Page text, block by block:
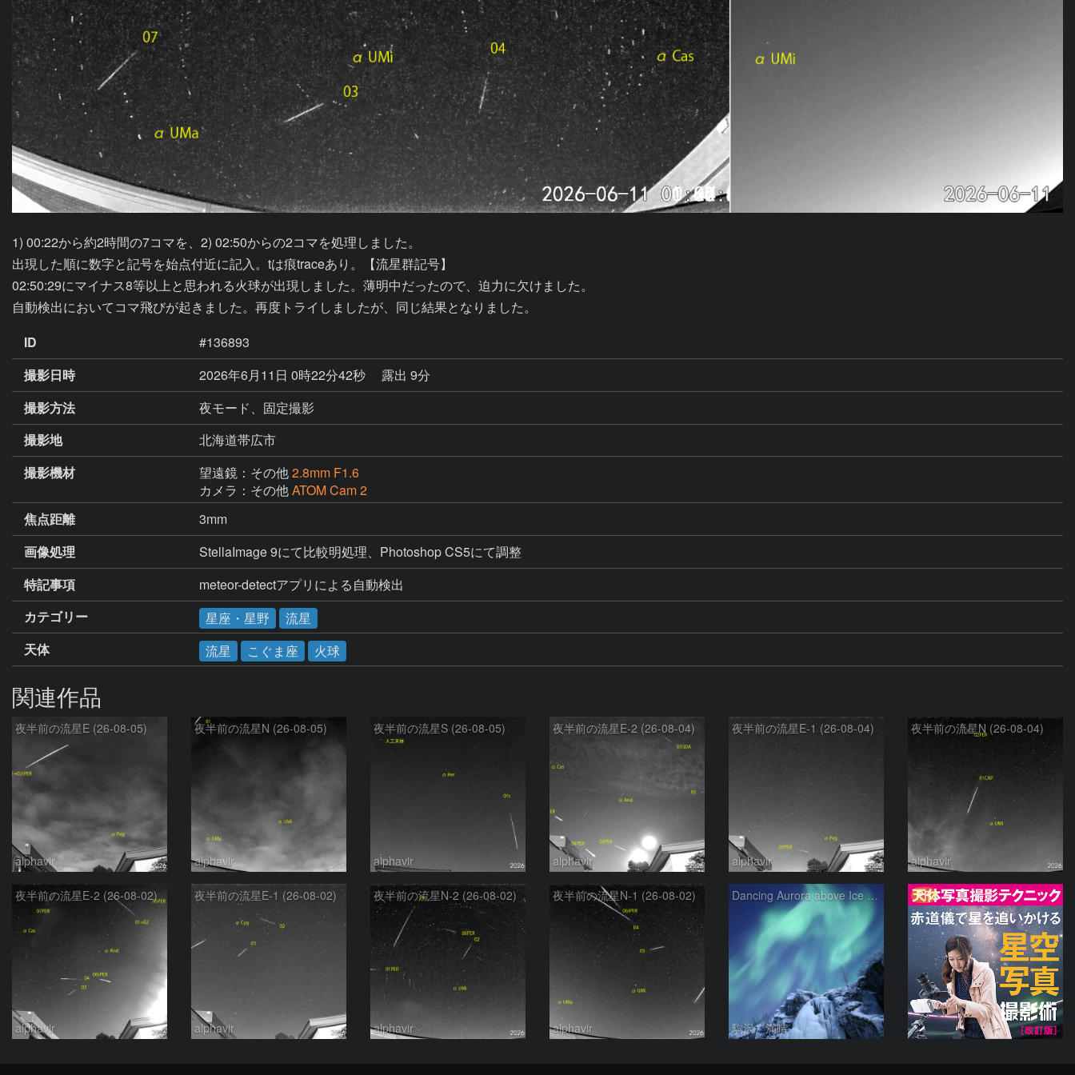
1) 00:22から約2時間の7コマを、2) 02:50からの2コマを処理しました。
出現した順に数字と記号を始点付近に記入。tは痕traceあり。【流星群記号】
02:50:29にマイナス8等以上と思われる火球が出現しました。薄明中だったので、迫力に欠けました。
自動検出においてコマ飛びが起きました。再度トライしましたが、同じ結果となりました。
ID
#136893
撮影日時
2026年6月11日 0時22分42秒
露出 9分
撮影方法
夜モード、固定撮影
撮影地
北海道帯広市
撮影機材
望遠鏡：その他2.8mm F1.6
カメラ：その他ATOM Cam 2
焦点距離
3mm
画像処理
StellaImage 9にて比較明処理、Photoshop CS5にて調整
特記事項
meteor-detectアプリによる自動検出
カテゴリー
星座・星野
流星
天体
流星 こぐま座 火球
関連作品
夜半前の流星E (26-08-05)
alphavir
夜半前の流星N (26-08-05)
alphavir
夜半前の流星S (26-08-05)
alphavir
夜半前の流星E-2 (26-08-04)
alphavir
夜半前の流星E-1 (26-08-04)
alphavir
夜半前の流星N (26-08-04)
alphavir
夜半前の流星E-2 (26-08-02)
alphavir
夜半前の流星E-1 (26-08-02)
alphavir
夜半前の流星N-2 (26-08-02)
alphavir
夜半前の流星N-1 (26-08-02)
alphavir
Dancing Aurora above Ice Fall
駒沢 満晴
PR